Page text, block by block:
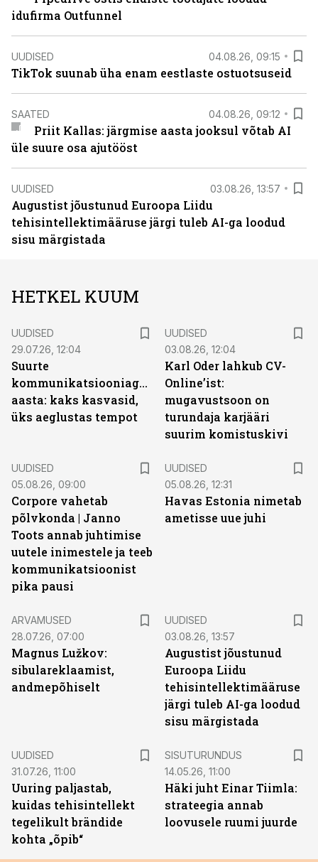
idufirma Outfunnel
UUDISED 04.08.26, 09:15
TikTok suunab üha enam eestlaste ostuotsuseid
SAATED 04.08.26, 09:12
Priit Kallas: järgmise aasta jooksul võtab AI
üle suure osa ajutööst
UUDISED 03.08.26, 13:57
Augustist jõustunud Euroopa Liidu
tehisintellektimääruse järgi tuleb AI-ga loodud
sisu märgistada
HETKEL KUUM
UUDISED
29.07.26, 12:04
Suurte
kommunikatsiooniagentuuride
aasta: kaks kasvasid,
üks aeglustas tempot
UUDISED
03.08.26, 12:04
Karl Oder lahkub CV-
Online’ist:
mugavustsoon on
turundaja karjääri
suurim komistuskivi
UUDISED
05.08.26, 09:00
Corpore vahetab
põlvkonda | Janno
Toots annab juhtimise
uutele inimestele ja teeb
kommunikatsioonist
pika pausi
UUDISED
05.08.26, 12:31
Havas Estonia nimetab
ametisse uue juhi
ARVAMUSED
28.07.26, 07:00
Magnus Lužkov:
sibulareklaamist,
andmepõhiselt
UUDISED
03.08.26, 13:57
Augustist jõustunud
Euroopa Liidu
tehisintellektimääruse
järgi tuleb AI-ga loodud
sisu märgistada
UUDISED
31.07.26, 11:00
Uuring paljastab,
kuidas tehisintellekt
tegelikult brändide
kohta „õpib“
SISUTURUNDUS
14.05.26, 11:00
Häki juht Einar Tiimla:
strateegia annab
loovusele ruumi juurde